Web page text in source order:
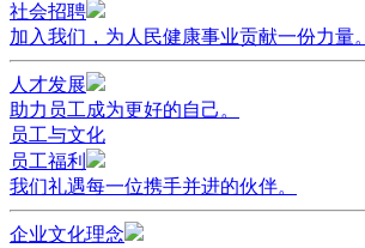
社会招聘
加入我们，为人民健康事业贡献一份力量。
人才发展
助力员工成为更好的自己。
员工与文化
员工福利
我们礼遇每一位携手并进的伙伴。
企业文化理念